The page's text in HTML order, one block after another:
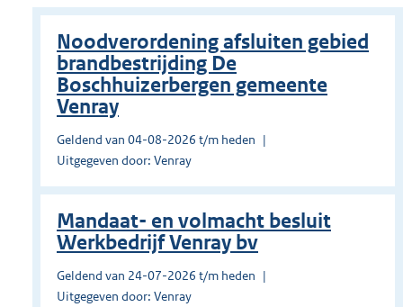
Noodverordening afsluiten gebied
brandbestrijding De
Boschhuizerbergen gemeente
Venray
Geldend van 04-08-2026 t/m heden
Uitgegeven door: Venray
Mandaat- en volmacht besluit
Werkbedrijf Venray bv
Geldend van 24-07-2026 t/m heden
Uitgegeven door: Venray